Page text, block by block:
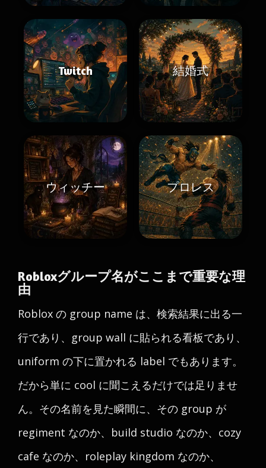
Twitch 結婚式
ウィッチー プロレス
Robloxグループ名がここまで重要な理
由
Roblox の group name は、検索結果に出る一
行であり、group wall に貼られる看板であり、
uniform の下に置かれる label でもあります。
だから単に cool に聞こえるだけでは足りませ
ん。その名前を見た瞬間に、その group が
regiment なのか、build studio なのか、cozy
cafe なのか、roleplay kingdom なのか、